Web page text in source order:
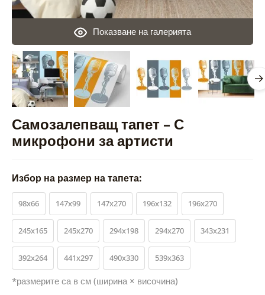
Самозалепващ тапет – С
микрофони за артисти
Показване на галерията
Избор на размер на тапета:
98x66 147x99 147x270 196x132 196x270
245x165 245x270 294x198 294x270 343x231
392x264 441x297 490x330 539x363
*размерите са в см (ширина × височина)